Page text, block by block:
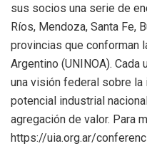
sus socios una serie de
Ríos, Mendoza, Santa Fe,
provincias que conforman
Argentino (UNINOA).
una visión federal sobre
potencial industrial
agregación de valor. Para
https://uia.org.ar/